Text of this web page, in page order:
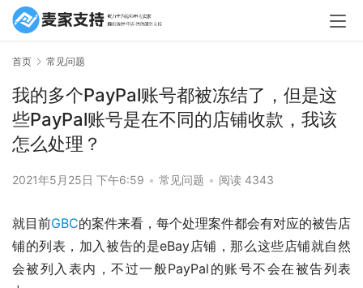
首页 常见问题
我的多个PayPal账号都被冻结了，但是这
些PayPal账号是在不同的店铺收款，我该
怎么处理？
2021年5月25日 下午6:59 • 常见问题 • 阅读 4343
就目前GBC的案件来看，每个处理案件都会有对应的被告店
铺的列表，加入被告的是eBay店铺，那么这些店铺就自然
会被列入表内，不过一般PayPal的账号不会在被告列表